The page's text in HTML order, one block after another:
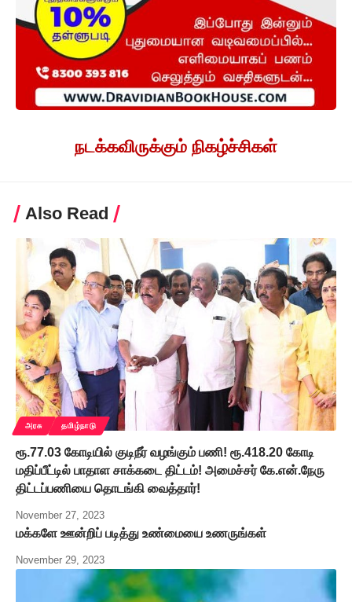
நடக்கவிருக்கும் நிகழ்ச்சிகள்
Also Read
அரசு தமிழ்நாடு
ரூ.77.03 கோடியில் குடிநீர் வழங்கும் பணி! ரூ.418.20 கோடி
மதிப்பீட்டில் பாதாள சாக்கடை திட்டம்! அமைச்சர் கே.என்.நேரு
திட்டப்பணியை தொடங்கி வைத்தார்!
November 27, 2023
மக்களே ஊன்றிப் படித்து உண்மையை உணருங்கள்
November 29, 2023